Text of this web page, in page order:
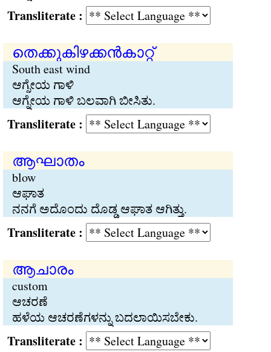
:
തെക്കുകിഴക്കന്‍കാറ്റ്
South east wind
ಆಗ್ನೇಯ ಗಾಳಿ
ಆಗ್ನೇಯ ಗಾಳಿ ಬಲವಾಗಿ ಬೀಸಿತು.
:
ആഘാതം
blow
ಆಘಾತ
ನನಗೆ ಅದೊಂದು ದೊಡ್ಡ ಆಘಾತ ಆಗಿತ್ತು.
:
ആചാരം
custom
ಆಚರಣೆ
ಹಳೆಯ ಆಚರಣೆಗಳನ್ನು ಬದಲಾಯಿಸಬೇಕು.
: